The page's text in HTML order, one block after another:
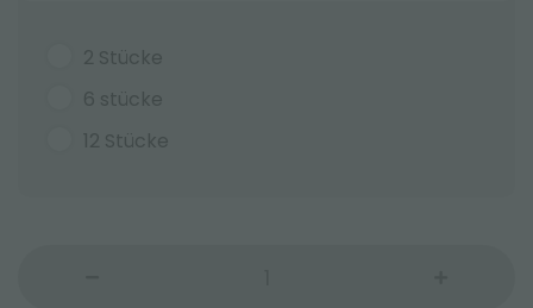
2 Stücke
6 stücke
12 Stücke